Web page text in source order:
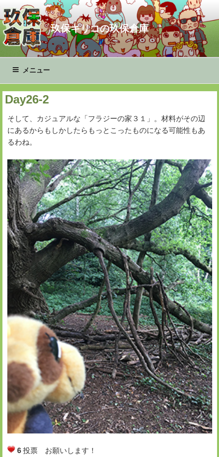
ン
テ
ン
玖保キリコの玖保倉庫
メニュー
Day26-2
そして、カジュアルな「フラジーの家３１」。材料がその辺
にあるからもしかしたらもっとこったものになる可能性もあ
るわね。
6投票 お願いします！